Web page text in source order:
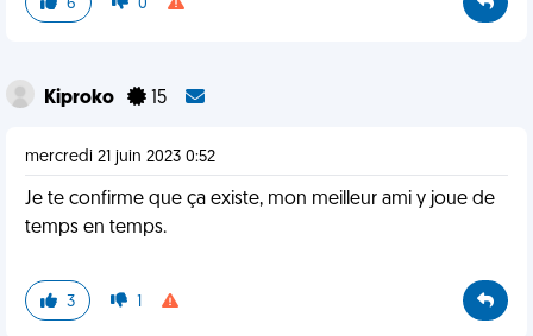
6 0
Kiproko 15
mercredi 21 juin 2023 0:52
Je te confirme que ça existe, mon meilleur ami y joue de
temps en temps.
3 1